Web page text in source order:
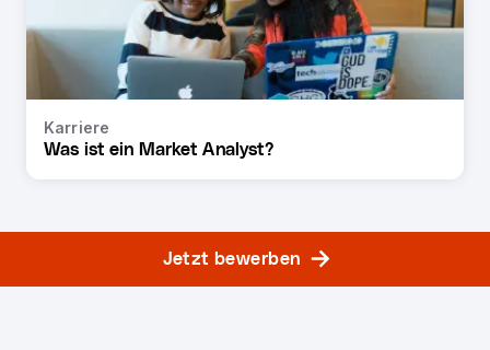
Karriere
Was ist ein Market Analyst?
Jetzt bewerben